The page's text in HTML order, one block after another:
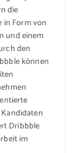
die
in Form von
und einem
den
können
Dribbble
im